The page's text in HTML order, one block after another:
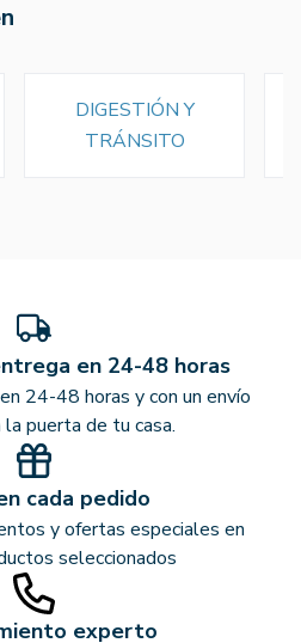
DIGESTIÓN Y
TRÁNSITO
en 24-48 horas
24-48 horas y con un envío
puerta de tu casa.
cada pedido
y ofertas especiales en
seleccionados
experto